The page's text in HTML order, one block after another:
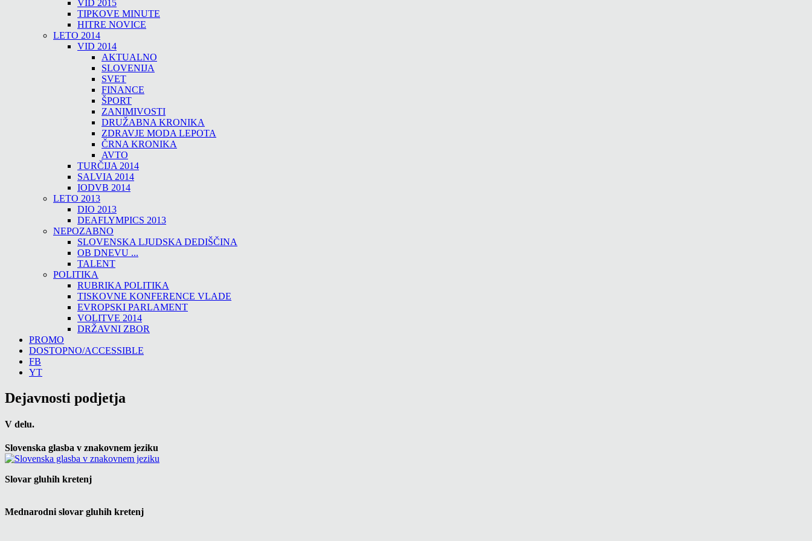
VID 2015
TIPKOVE MINUTE
HITRE NOVICE
LETO 2014
VID 2014
AKTUALNO
SLOVENIJA
SVET
FINANCE
ŠPORT
ZANIMIVOSTI
DRUŽABNA KRONIKA
ZDRAVJE MODA LEPOTA
ČRNA KRONIKA
AVTO
TURČIJA 2014
SALVIA 2014
IODVB 2014
LETO 2013
DIO 2013
DEAFLYMPICS 2013
NEPOZABNO
SLOVENSKA LJUDSKA DEDIŠČINA
OB DNEVU ...
TALENT
POLITIKA
RUBRIKA POLITIKA
TISKOVNE KONFERENCE VLADE
EVROPSKI PARLAMENT
VOLITVE 2014
DRŽAVNI ZBOR
PROMO
DOSTOPNO/ACCESSIBLE
FB
YT
Dejavnosti podjetja
V delu.
Slovenska glasba v znakovnem jeziku
Slovar gluhih kretenj
Mednarodni slovar gluhih kretenj